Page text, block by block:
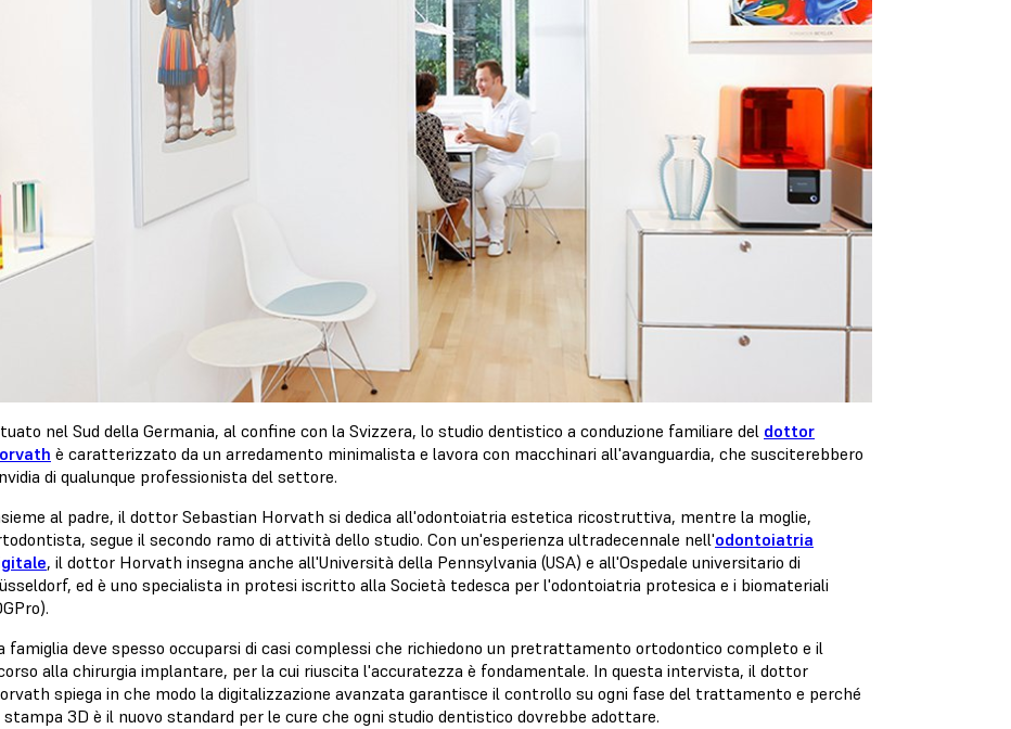
nel Sud della Germania, al confine con la Svizzera, lo studio dentistico a conduzione familiare del dottor
è caratterizzato da un arredamento minimalista e lavora con macchinari all'avanguardia, che susciterebbero
di qualunque professionista del settore.
al padre, il dottor Sebastian Horvath si dedica all'odontoiatria estetica ricostruttiva, mentre la moglie,
segue il secondo ramo di attività dello studio. Con un'esperienza ultradecennale nell'odontoiatria
, il dottor Horvath insegna anche all'Università della Pennsylvania (USA) e all'Ospedale universitario di
ed è uno specialista in protesi iscritto alla Società tedesca per l'odontoiatria protesica e i biomateriali
famiglia deve spesso occuparsi di casi complessi che richiedono un pretrattamento ortodontico completo e il
alla chirurgia implantare, per la cui riuscita l'accuratezza è fondamentale. In questa intervista, il dottor
spiega in che modo la digitalizzazione avanzata garantisce il controllo su ogni fase del trattamento e perché
stampa 3D è il nuovo standard per le cure che ogni studio dentistico dovrebbe adottare.